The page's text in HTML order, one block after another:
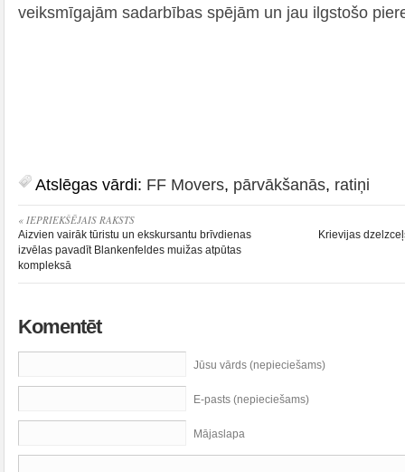
veiksmīgajām sadarbības spējām un jau ilgstošo
Atslēgas vārdi: FF Movers, pārvākšanās, ratiņi
« IEPRIEKŠĒJAIS RAKSTS
Aizvien vairāk tūristu un ekskursantu brīvdienas
izvēlas pavadīt Blankenfeldes muižas atpūtas
kompleksā
Krievijas
Komentēt
Jūsu vārds (nepieciešams)
E-pasts (nepieciešams)
Mājaslapa